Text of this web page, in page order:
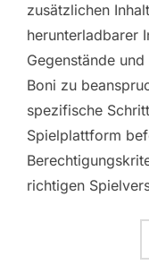
zusätzlichen
herunterladbarer
Gegenstände
Boni zu
spezifische
Spielplattform
richtigen